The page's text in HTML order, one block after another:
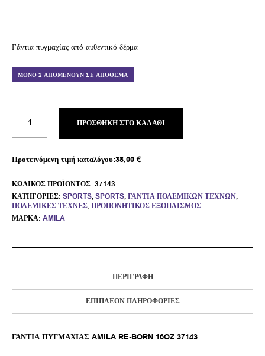
Γάντια πυγμαχίας από αυθεντικό δέρμα
ΜΌΝΟ 2 ΑΠΟΜΈΝΟΥΝ ΣΕ ΑΠΌΘΕΜΑ
ΠΡΟΣΘΉΚΗ ΣΤΟ ΚΑΛΆΘΙ
Προτεινόμενη τιμή καταλόγου:38,00€
ΚΩΔΙΚΌΣ ΠΡΟΪΌΝΤΟΣ: 37143
ΚΑΤΗΓΟΡΊΕΣ: SPORTS,SPORTS,ΓΆΝΤΙΑ ΠΟΛΕΜΙΚΏΝ ΤΕΧΝΏΝ,
ΠΟΛΕΜΙΚΈΣ ΤΈΧΝΕΣ,ΠΡΟΠΟΝΗΤΙΚΌΣ ΕΞΟΠΛΙΣΜΌΣ
ΜΆΡΚΑ: AMILA
ΠΕΡΙΓΡΑΦΉ
ΕΠΙΠΛΈΟΝ ΠΛΗΡΟΦΟΡΊΕΣ
ΓΑΝΤΙΑ ΠΥΓΜΑΧΙΑΣ AMILA RE-BORN 16OZ 37143